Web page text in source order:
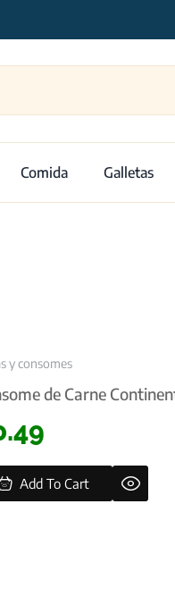
Comida Galletas
y consomes
de Carne
Add To Cart